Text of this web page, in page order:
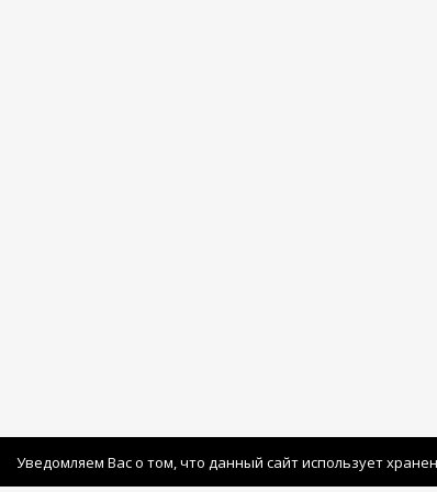
Уведомляем Вас о том, что данный сайт использует